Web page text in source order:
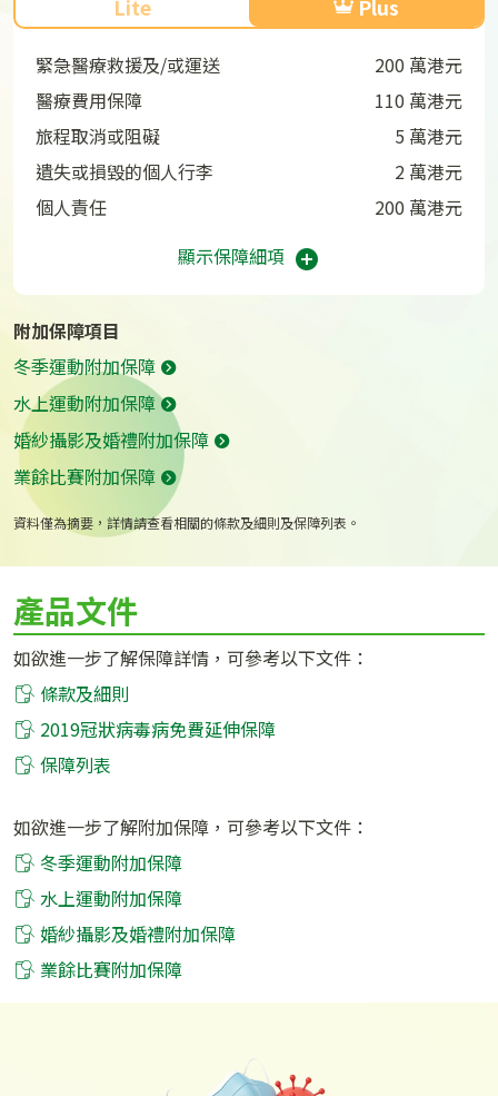
Lite Plus
緊急醫療救援及/或運送
200 萬港元
醫療費用保障
110 萬港元
旅程取消或阻礙
5 萬港元
遺失或損毀的個人行李
2 萬港元
個人責任
200 萬港元
顯示保障細項
附加保障項目
冬季運動附加保障
水上運動附加保障
婚紗攝影及婚禮附加保障
業餘比賽附加保障
資料僅為摘要，詳情請查看相關的條款及細則及保障列表。
產品文件
如欲進一步了解保障詳情，可參考以下文件：
條款及細則
2019冠狀病毒病免費延伸保障
保障列表
如欲進一步了解附加保障，可參考以下文件：
冬季運動附加保障
水上運動附加保障
婚紗攝影及婚禮附加保障
業餘比賽附加保障